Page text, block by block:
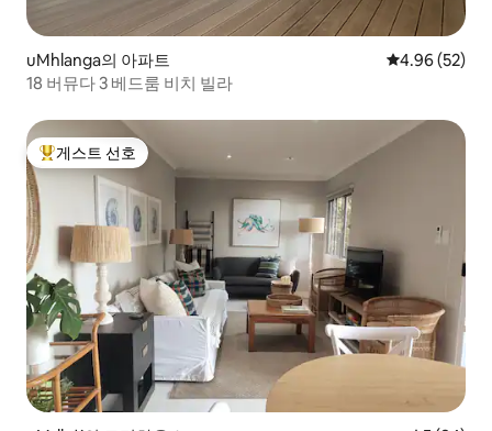
uMhlanga의 아파트 평점 4.96점(5
4.96 (52)
18 버뮤다 3 베드룸 비치 빌라
상위 게스트 선호
게스트 선호